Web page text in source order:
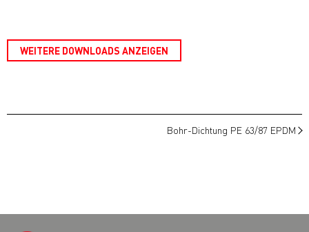
WEITERE DOWNLOADS ANZEIGEN
Bohr-Dichtung PE 63/87 EPDM